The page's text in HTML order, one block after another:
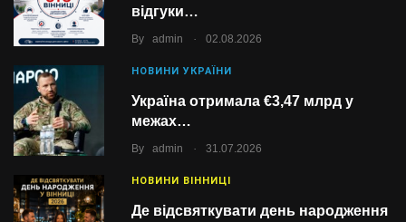
відгуки…
By admin . 02.08.2026
НОВИНИ УКРАЇНИ
Україна отримала €3,47 млрд у
межах…
By admin . 31.07.2026
НОВИНИ ВІННИЦІ
Де відсвяткувати день народження